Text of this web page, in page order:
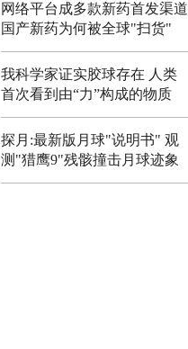
网络平台成多款新药首发渠道
国产新药为何被全球"扫货"
我科学家证实胶球存在 人类
首次看到由“力”构成的物质
探月:最新版月球"说明书" 观
测"猎鹰9"残骸撞击月球迹象